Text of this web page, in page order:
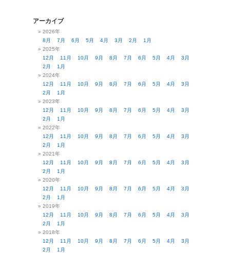
アーカイブ
2026年
8月
7月 6月 5月 4月 3月 2月
1月
2025年
12月
11月 10月 9月 8月 7月 6月 5月 4月
3月
2月
1月
2024年
12月
11月 10月 9月 8月 7月 6月 5月 4月
3月
2月
1月
2023年
12月
11月 10月 9月 8月 7月 6月 5月 4月
3月
2月
1月
2022年
12月
11月 10月 9月 8月 7月 6月 5月 4月
3月
2月
1月
2021年
12月
11月 10月 9月 8月 7月 6月 5月 4月
3月
2月
1月
2020年
12月
11月 10月 9月 8月 7月 6月 5月 4月
3月
2月
1月
2019年
12月
11月 10月 9月 8月 7月 6月 5月 4月
3月
2月
1月
2018年
12月
11月 10月 9月 8月 7月 6月 5月 4月
3月
2月
1月